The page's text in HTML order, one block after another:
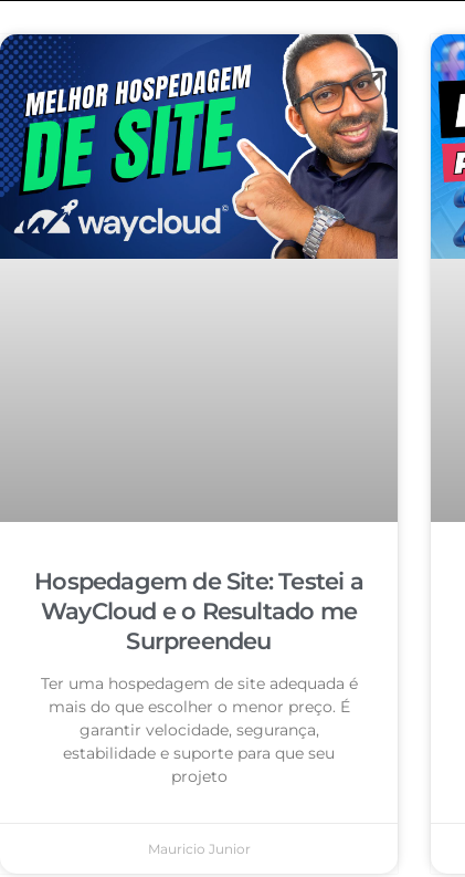
Hospedagem de Site: Testei a
WayCloud e o Resultado me
Surpreendeu
Ter uma hospedagem de site adequada é
mais do que escolher o menor preço. É
garantir velocidade, segurança,
estabilidade e suporte para que seu
projeto
Mauricio Junior